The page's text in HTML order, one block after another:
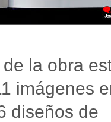
la obra
imágenes
diseños de